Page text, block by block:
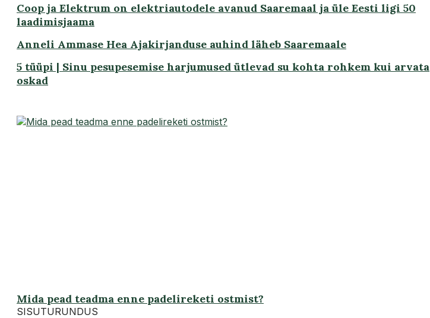
Coop ja Elektrum on elektriautodele avanud Saaremaal ja üle Eesti ligi 50
laadimisjaama
Anneli Ammase Hea Ajakirjanduse auhind läheb Saaremaale
5 tüüpi | Sinu pesupesemise harjumused ütlevad su kohta rohkem kui arvata
oskad
Mida pead teadma enne padelireketi ostmist?
SISUTURUNDUS